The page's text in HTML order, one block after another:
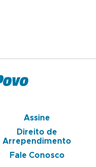
Assine
Direito de
Arrependimento
Fale Conosco